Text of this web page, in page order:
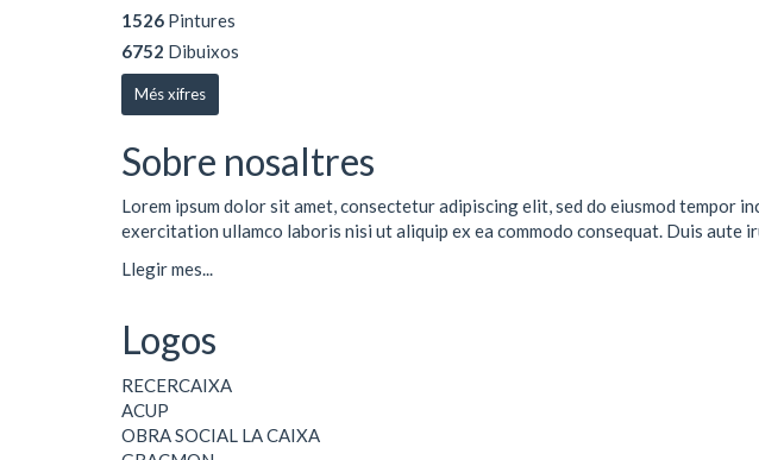
1526 Pintures
6752 Dibuixos
Més xifres
Sobre nosaltres
Lorem ipsum dolor sit amet, consectetur adipiscing elit, sed do eiusmod tempor
exercitation ullamco laboris nisi ut aliquip ex ea commodo consequat. Duis aute
Llegir mes...
Logos
RECERCAIXA
ACUP
OBRA SOCIAL LA CAIXA